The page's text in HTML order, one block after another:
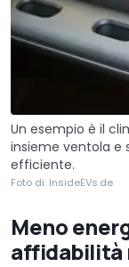
Un esempio è il
insieme ventola e
efficiente.
Foto di: InsideEVs.de
Meno
affidabilità